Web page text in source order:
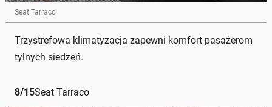
Seat Tarraco
Trzystrefowa klimatyzacja zapewni komfort pasażerom
tylnych siedzeń.
8/15Seat Tarraco